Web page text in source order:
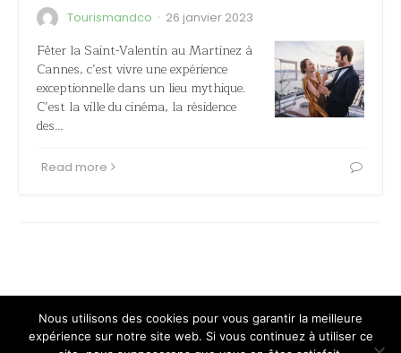
Tourismandco · 26 janvier 2023
Fêter la Saint-Valentin au Martinez à
Cannes, c’est vivre une expérience
exceptionnelle dans un lieu mythique.
C’est la ville du cinéma, la résidence
des…
Read more
2018 - 2023 © minimaldog theme
Nous utilisons des cookies pour vous garantir la meilleure
expérience sur notre site web. Si vous continuez à utiliser ce